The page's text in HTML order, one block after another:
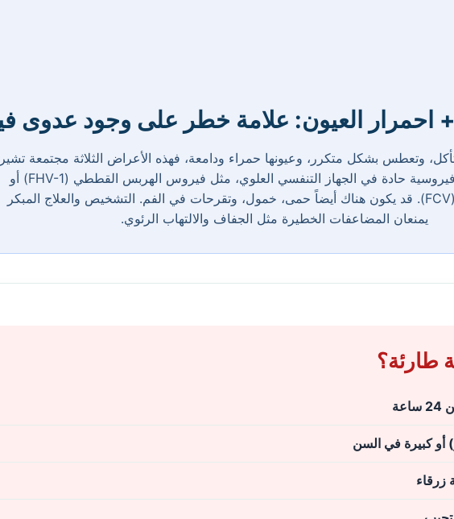
احمرار العيون: علامة خطر على وجود عدوى
وتعطس بشكل متكرر، وعيونها حمراء ودامعة، فهذه الأعراض الثلاثة مجتمعة تشير
غالباً إلى عدوى فيروسية حادة في الجهاز التنفسي العلوي، مثل فيروس الهربس القططي (FHV-1) أو
الكاليسيفيروس (FCV). قد يكون هناك أيضاً حمى، خمول، وتقرحات في الفم. التشخيص والعلاج المبكر
يمنعان المضاعفات الخطيرة مثل الجفاف والالتهاب الرئوي.
طارئة؟
زرقاء